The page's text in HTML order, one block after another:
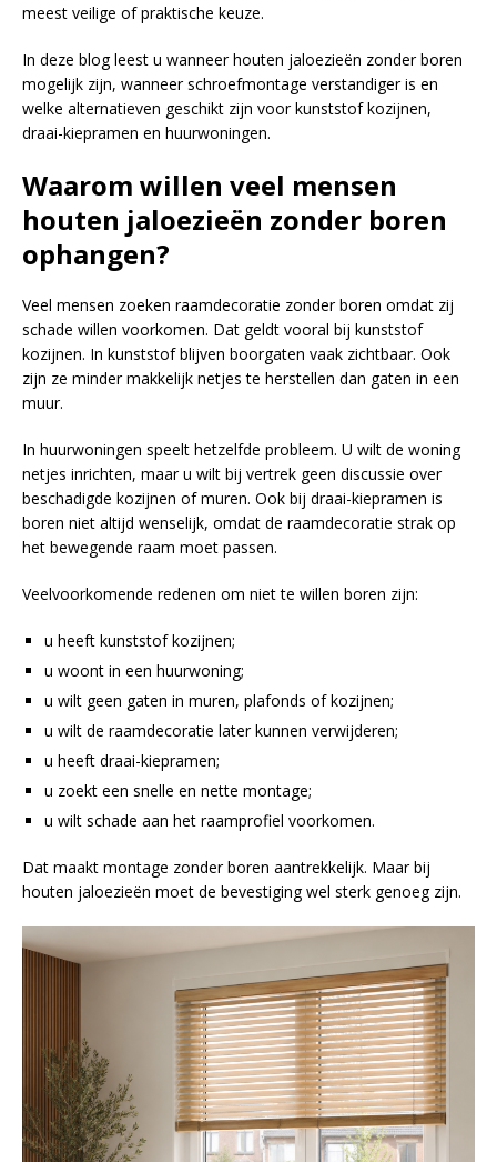
meest veilige of praktische keuze.
In deze blog leest u wanneer houten jaloezieën zonder boren
mogelijk zijn, wanneer schroefmontage verstandiger is en
welke alternatieven geschikt zijn voor kunststof kozijnen,
draai-kiepramen en huurwoningen.
Waarom willen veel mensen
houten jaloezieën zonder boren
ophangen?
Veel mensen zoeken raamdecoratie zonder boren omdat zij
schade willen voorkomen. Dat geldt vooral bij kunststof
kozijnen. In kunststof blijven boorgaten vaak zichtbaar. Ook
zijn ze minder makkelijk netjes te herstellen dan gaten in een
muur.
In huurwoningen speelt hetzelfde probleem. U wilt de woning
netjes inrichten, maar u wilt bij vertrek geen discussie over
beschadigde kozijnen of muren. Ook bij draai-kiepramen is
boren niet altijd wenselijk, omdat de raamdecoratie strak op
het bewegende raam moet passen.
Veelvoorkomende redenen om niet te willen boren zijn:
u heeft kunststof kozijnen;
u woont in een huurwoning;
u wilt geen gaten in muren, plafonds of kozijnen;
u wilt de raamdecoratie later kunnen verwijderen;
u heeft draai-kiepramen;
u zoekt een snelle en nette montage;
u wilt schade aan het raamprofiel voorkomen.
Dat maakt montage zonder boren aantrekkelijk. Maar bij
houten jaloezieën moet de bevestiging wel sterk genoeg zijn.